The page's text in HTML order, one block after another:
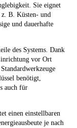
Sie eignet
B. Küsten- und
und dauerhafte
des Systems. Dank
vor Ort
benötigt,
auch für
einen einstellbaren
je nach